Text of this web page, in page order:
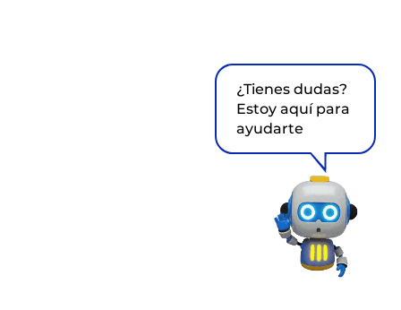
¿Tienes dudas?
Estoy aquí para
ayudarte